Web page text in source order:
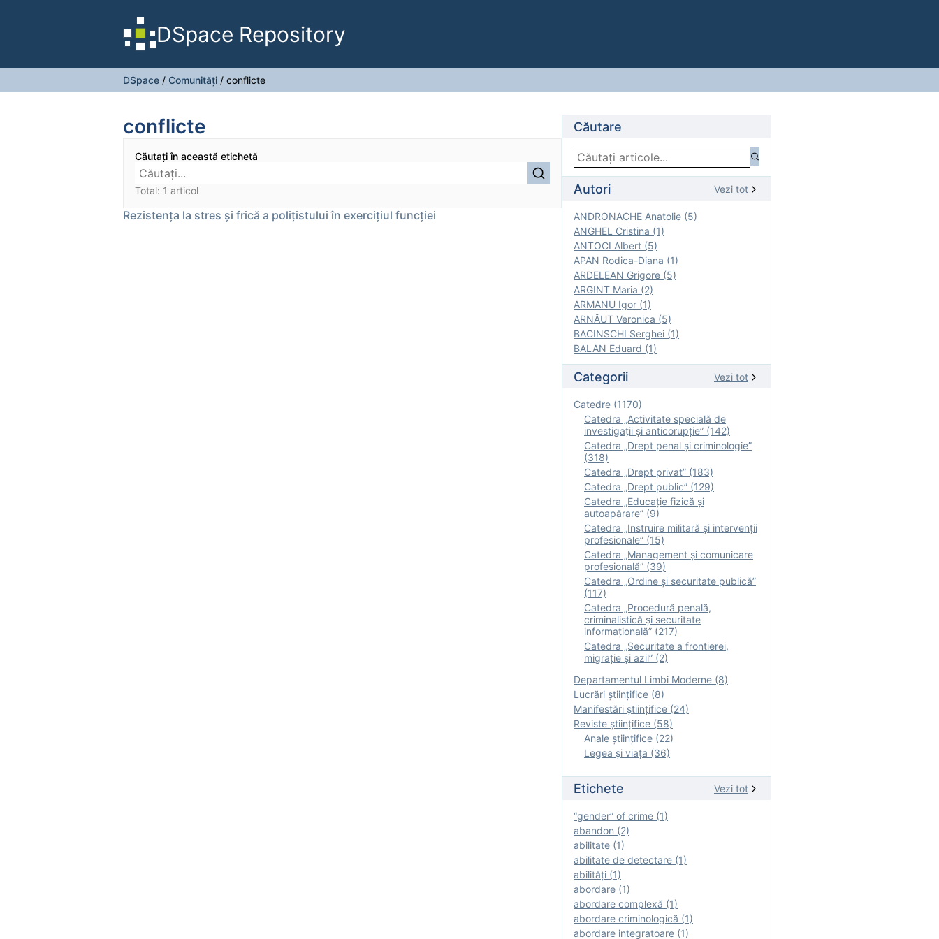
DSpace Repository
DSpace / Comunități / conflicte
conflicte
Căutați în această etichetă
Total: 1 articol
Rezistența la stres și frică a polițistului în exercițiul funcției
Căutare
Autori Vezi tot
ANDRONACHE Anatolie (5)
ANGHEL Cristina (1)
ANTOCI Albert (5)
APAN Rodica-Diana (1)
ARDELEAN Grigore (5)
ARGINT Maria (2)
ARMANU Igor (1)
ARNĂUT Veronica (5)
BACINSCHI Serghei (1)
BALAN Eduard (1)
Categorii Vezi tot
Catedre (1170)
Catedra „Activitate specială de
investigaţii şi anticorupție” (142)
Catedra „Drept penal și criminologie”
(318)
Catedra „Drept privat” (183)
Catedra „Drept public” (129)
Catedra „Educație fizică şi
autoapărare” (9)
Catedra „Instruire militară şi intervenţii
profesionale” (15)
Catedra „Management și comunicare
profesională” (39)
Catedra „Ordine și securitate publică”
(117)
Catedra „Procedură penală,
criminalistică și securitate
informațională” (217)
Catedra „Securitate a frontierei,
migrație și azil” (2)
Departamentul Limbi Moderne (8)
Lucrări științifice (8)
Manifestări ştiinţifice (24)
Reviste ştiinţifice (58)
Anale ştiinţifice (22)
Legea şi viaţa (36)
Etichete Vezi tot
“gender” of crime (1)
abandon (2)
abilitate (1)
abilitate de detectare (1)
abilităţi (1)
abordare (1)
abordare complexă (1)
abordare criminologică (1)
abordare integratoare (1)